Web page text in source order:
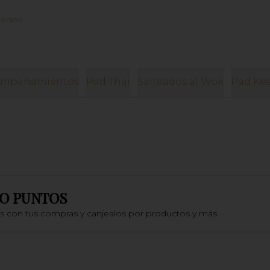
Pad Thai Salteados al Wok Pad
PUNTOS
con tus compras y canjealos por productos y más